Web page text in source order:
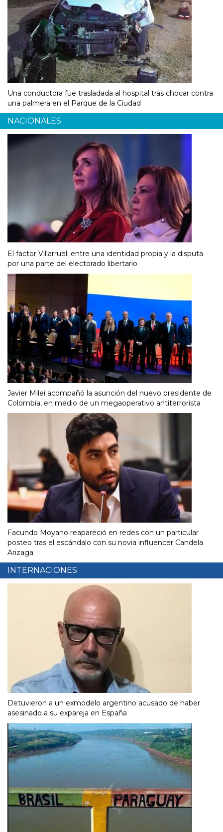
Una conductora fue trasladada al hospital tras chocar contra
una palmera en el Parque de la Ciudad
NACIONALES
El factor Villarruel: entre una identidad propia y la disputa
por una parte del electorado libertario
Javier Milei acompañó la asunción del nuevo presidente de
Colombia, en medio de un megaoperativo antiterrorista
Facundo Moyano reapareció en redes con un particular
posteo tras el escándalo con su novia influencer Candela
Arizaga
INTERNACIONES
Detuvieron a un exmodelo argentino acusado de haber
asesinado a su expareja en España